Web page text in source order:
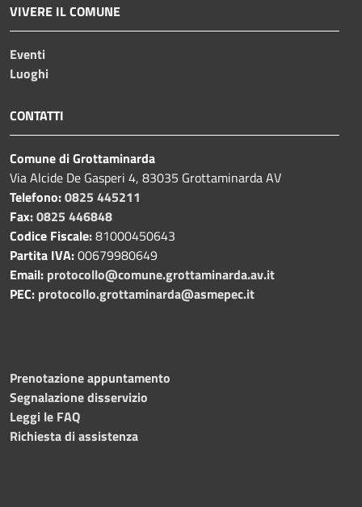
VIVERE IL COMUNE
Eventi
Luoghi
CONTATTI
Comune di Grottaminarda
Via Alcide De Gasperi 4, 83035 Grottaminarda AV
Telefono:0825 445211
Fax:0825 446848
Codice Fiscale:81000450643
Partita IVA:00679980649
Email: protocollo@comune.grottaminarda.av.it
PEC: protocollo.grottaminarda@asmepec.it
Prenotazione appuntamento
Segnalazione disservizio
Leggi le FAQ
Richiesta di assistenza